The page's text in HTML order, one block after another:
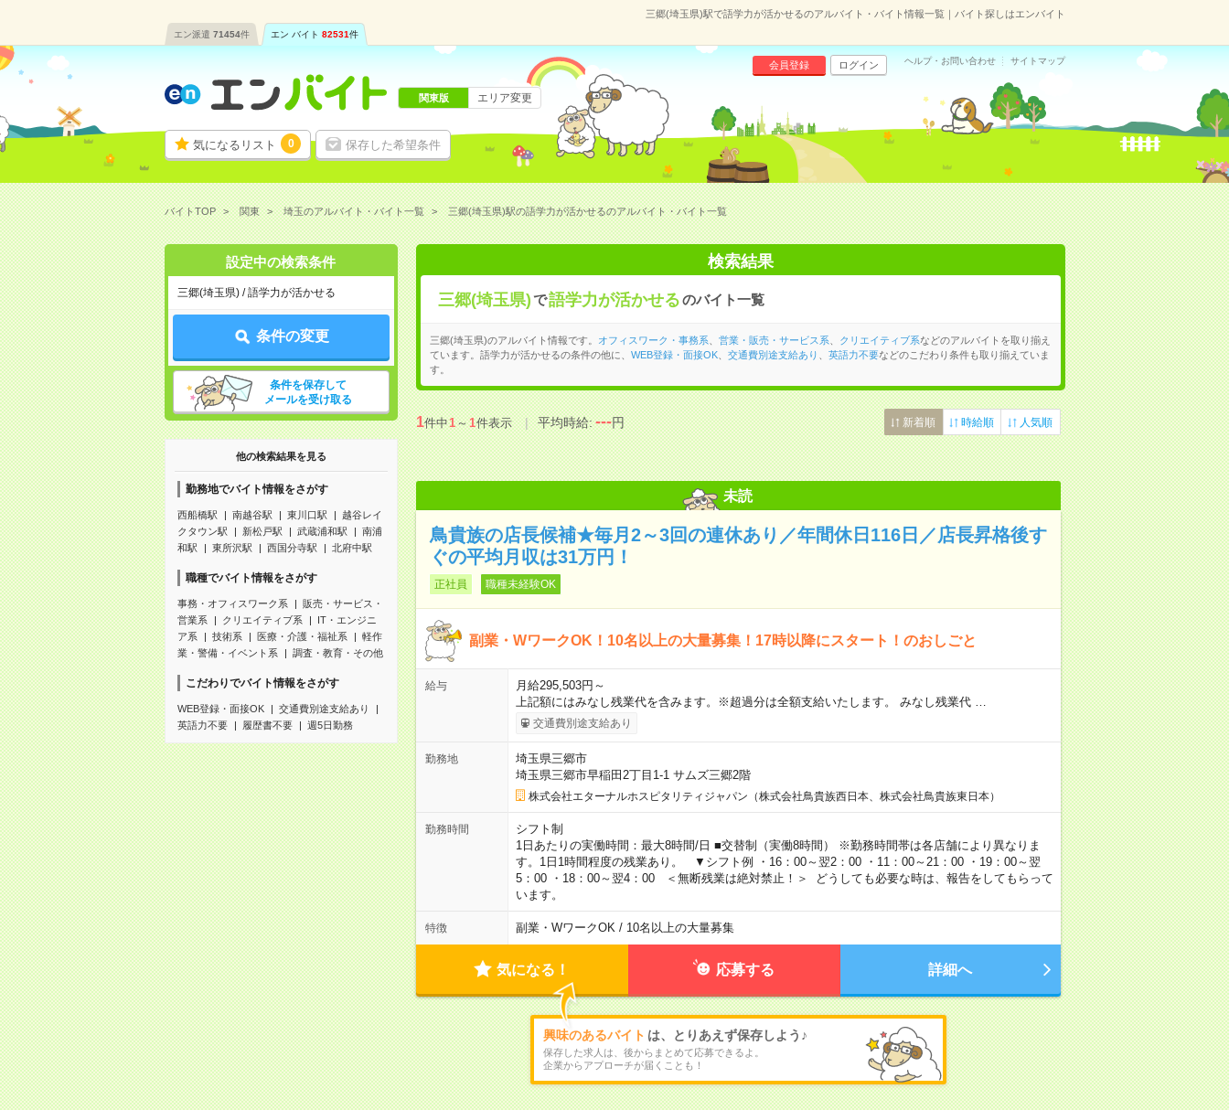
三郷(埼玉県)駅で語学力が活かせるのアルバイト・バイト情報一覧｜バイト探しはエンバイト
エン派遣 71454件 エン バイト 82531件
気になるリスト 0 保存した希望条件
会員登録 ログイン ヘルプ・お問い合わせ サイトマップ
関東版 エリア変更
バイトTOP 関東 埼玉のアルバイト・バイト一覧 三郷(埼玉県)駅の語学力が活かせるのアルバイト・バイト一覧
設定中の検索条件
三郷(埼玉県) / 語学力が活かせる
条件の変更
条件を保存して
メールを受け取る
他の検索結果を見る
勤務地でバイト情報をさがす
西船橋駅 南越谷駅 東川口駅
越谷レイ
クタウン駅
新松戸駅 武蔵浦和駅
南浦
和駅
東所沢駅 西国分寺駅 北府中駅
職種でバイト情報をさがす
事務・オフィスワーク系
販売・サービス・
営業系
クリエイティブ系
IT・エンジニ
ア系
技術系 医療・介護・福祉系
軽作
業・警備・イベント系
調査・教育・その他
こだわりでバイト情報をさがす
WEB登録・面接OK
交通費別途支給あり
英語力不要
履歴書不要 週5日勤務
検索結果
三郷(埼玉県)で語学力が活かせるのバイト一覧
三郷(埼玉県)のアルバイト情報です。 オフィスワーク・事務系 営業・販売・サービス系 クリエイティブ系などのアルバイトを取り揃え
ています。語学力が活かせるの条件の他に、 WEB登録・面接OK、 交通費別途支給あり 英語力不要などのこだわり条件も取り揃えていま
す。
1件中1～1件表示 平均時給:---円 新着順 時給順 人気順
未読
鳥貴族の店長候補★毎月2～3回の連休あり／年間休日116日／店長昇格後す
ぐの平均月収は31万円！
正社員 職種未経験OK
副業・WワークOK！10名以上の大量募集！17時以降にスタート！のおしごと
給与
月給295,503円～
上記額にはみなし残業代を含みます。※超過分は全額支給いたします。 みなし残業代 …
交通費別途支給あり
勤務地
埼玉県三郷市
埼玉県三郷市早稲田2丁目1-1 サムズ三郷2階
株式会社エターナルホスピタリティジャパン（株式会社鳥貴族西日本、株式会社鳥貴族東日本）
勤務時間
シフト制
1日あたりの実働時間：最大8時間/日 ■交替制（実働8時間） ※勤務時間帯は各店舗により異なりま
す。1日1時間程度の残業あり。 ▼シフト例 ・16：00～翌2：00 ・11：00～21：00 ・19：00～翌
5：00 ・18：00～翌4：00 ＜無断残業は絶対禁止！＞ どうしても必要な時は、報告をしてもらって
います。
特徴 副業・WワークOK / 10名以上の大量募集
気になる！ 応募する 詳細へ
興味のあるバイト は、とりあえず保存しよう♪
保存した求人は、後からまとめて応募できるよ。
企業からアプローチが届くことも！